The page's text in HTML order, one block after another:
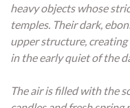
heavy objects whose
temples. Their dark,
upper structure,
in the early quiet of the
The air is filled with the